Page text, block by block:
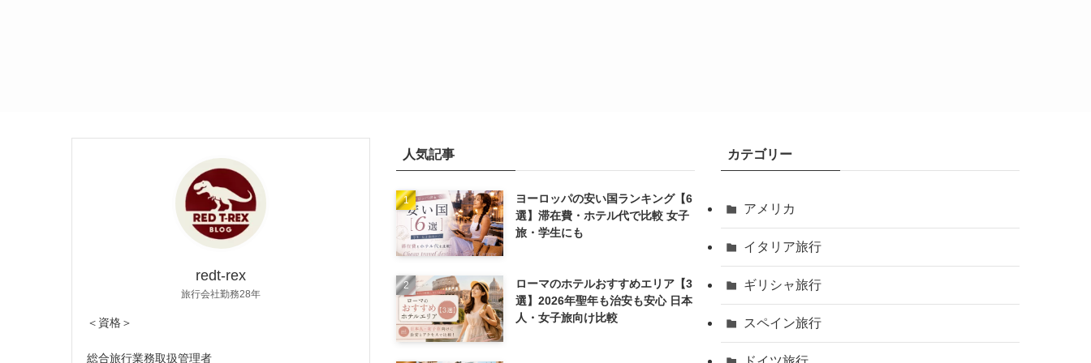
redt-rex
旅行会社勤務28年
＜資格＞
総合旅行業務取扱管理者
人気記事
ヨーロッパの安い国ランキング【6
選】滞在費・ホテル代で比較 女子
旅・学生にも
ローマのホテルおすすめエリア【3
選】2026年聖年も治安も安心 日本
人・女子旅向け比較
カテゴリー
アメリカ
イタリア旅行
ギリシャ旅行
スペイン旅行